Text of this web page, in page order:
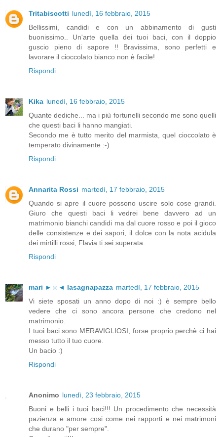
Tritabiscotti lunedì, 16 febbraio, 2015
Bellissimi, candidi e con un abbinamento di gusti
buonissimo.. Un'arte quella dei tuoi baci, con il doppio
guscio pieno di sapore !! Bravissima, sono perfetti e
lavorare il cioccolato bianco non è facile!
Rispondi
Kika lunedì, 16 febbraio, 2015
Quante dediche... ma i più fortunelli secondo me sono quelli
che questi baci li hanno mangiati.
Secondo me è tutto merito del marmista, quel cioccolato è
temperato divinamente :-)
Rispondi
Annarita Rossi martedì, 17 febbraio, 2015
Quando si apre il cuore possono uscire solo cose grandi.
Giuro che questi baci li vedrei bene davvero ad un
matrimonio bianchi candidi ma dal cuore rosso e poi il gioco
delle consistenze e dei sapori, il dolce con la nota acidula
dei mirtilli rossi, Flavia ti sei superata.
Rispondi
mari ►☼◄ lasagnapazza martedì, 17 febbraio, 2015
Vi siete sposati un anno dopo di noi :) è sempre bello
vedere che ci sono ancora persone che credono nel
matrimonio.
I tuoi baci sono MERAVIGLIOSI, forse proprio perchè ci hai
messo tutto il tuo cuore.
Un bacio :)
Rispondi
Anonimo lunedì, 23 febbraio, 2015
Buoni e belli i tuoi baci!!! Un procedimento che necessità
pazienza e amore cosi come nei rapporti e nei matrimoni
che durano "per sempre".